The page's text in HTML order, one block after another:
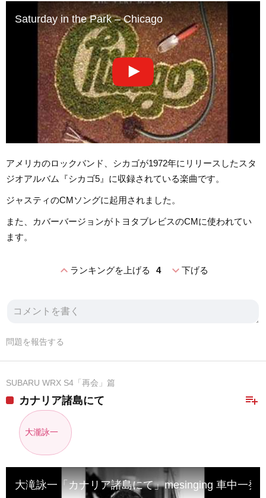
Saturday in the Park – Chicago
アメリカのロックバンド、シカゴが1972年にリリースしたスタ
ジオアルバム『シカゴ5』に収録されている楽曲です。
ジャスティのCMソングに起用されました。
また、カバーバージョンがトヨタブレビスのCMに使われてい
ます。
expand_lessランキングを上げる 4 expand_more下げる
問題を報告する
SUBARU WRX S4「再会」篇
playlist_add
カナリア諸島にて
大瀧詠一
大滝詠一「カナリア諸島にて」mesinging 車中一発